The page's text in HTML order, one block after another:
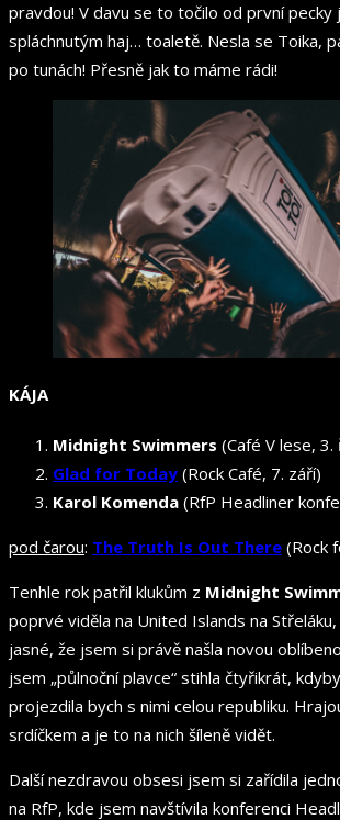
pravdou! V davu se to točilo od první pecky
spláchnutým haj… toaletě. Nesla se Toika,
po tunách! Přesně jak to máme rádi!
KÁJA
Midnight Swimmers (Café V lese, 3.
Glad for Today (Rock Café, 7. září)
Karol Komenda (RfP Headliner
pod čarou: The Truth Is Out There (Rock
Tenhle rok patřil klukům z Midnight
poprvé viděla na United Islands na
jasné, že jsem si právě našla novou
jsem „půlnoční plavce“ stihla čtyřikrát,
projezdila bych s nimi celou republiku.
srdíčkem a je to na nich šíleně vidět.
Další nezdravou obsesi jsem si zařídila
na RfP, kde jsem navštívila konferenci